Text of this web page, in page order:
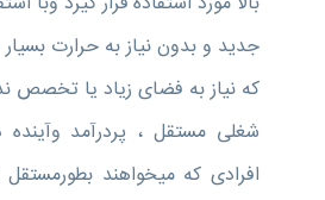
جديد و بدون نیاز به حرارت
که نیاز به فضای زیاد یا تخصص
شغلی مستقل ، پردرآمد وآینده
افرادی که میخواهند